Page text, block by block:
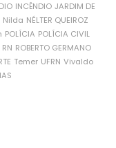
INCÊNDIO JARDIM DE
Nilda NÉLTER QUEIROZ
POLÍCIA POLÍCIA CIVIL
RN ROBERTO GERMANO
Temer UFRN Vivaldo